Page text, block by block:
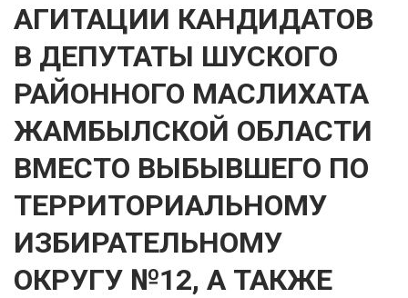
АГИТАЦИИ КАНДИДАТОВ
В ДЕПУТАТЫ ШУСКОГО
РАЙОННОГО МАСЛИХАТА
ЖАМБЫЛСКОЙ ОБЛАСТИ
ВМЕСТО ВЫБЫВШЕГО ПО
ТЕРРИТОРИАЛЬНОМУ
ИЗБИРАТЕЛЬНОМУ
ОКРУГУ №12, А ТАКЖЕ